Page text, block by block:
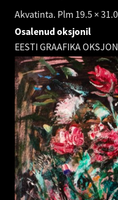
Akvatinta. Plm 19.5 ×
Osalenud oksjonil
EESTI GRAAFIKA